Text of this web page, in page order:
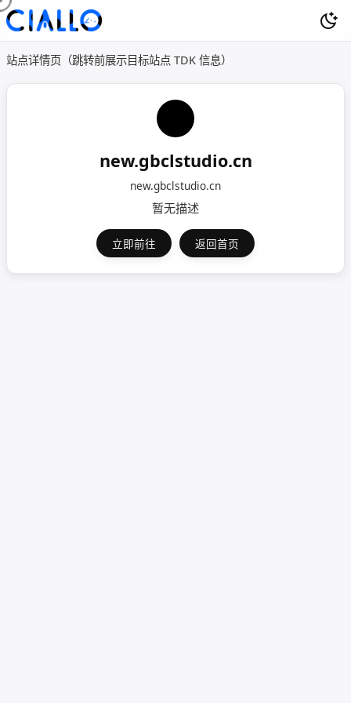
站点详情页（跳转前展示目标站点 TDK 信息）
new.gbclstudio.cn
new.gbclstudio.cn
暂无描述
立即前往 返回首页